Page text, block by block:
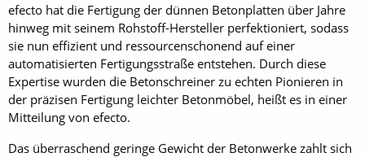
efecto hat die Fertigung der dünnen Betonplatten über Jahre
hinweg mit seinem Rohstoff-Hersteller perfektioniert, sodass
sie nun effizient und ressourcenschonend auf einer
automatisierten Fertigungsstraße entstehen. Durch diese
Expertise wurden die Betonschreiner zu echten Pionieren in
der präzisen Fertigung leichter Betonmöbel, heißt es in einer
Mitteilung von efecto.
Das überraschend geringe Gewicht der Betonwerke zahlt sich